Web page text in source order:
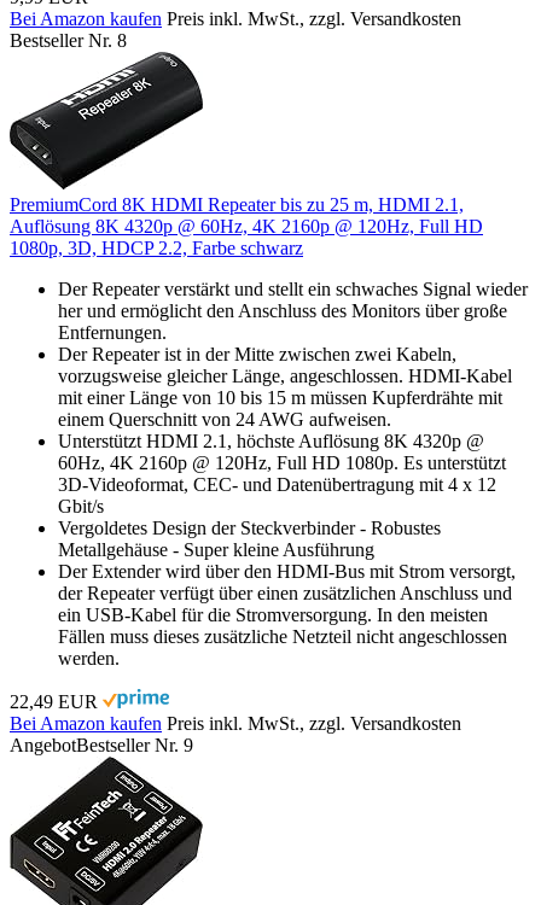
Bei Amazon kaufen Preis inkl. MwSt., zzgl. Versandkosten
Bestseller Nr. 8
PremiumCord 8K HDMI Repeater bis zu 25 m, HDMI 2.1,
Auflösung 8K 4320p @ 60Hz, 4K 2160p @ 120Hz, Full HD
1080p, 3D, HDCP 2.2, Farbe schwarz
Der Repeater verstärkt und stellt ein schwaches Signal wieder
her und ermöglicht den Anschluss des Monitors über große
Entfernungen.
Der Repeater ist in der Mitte zwischen zwei Kabeln,
vorzugsweise gleicher Länge, angeschlossen. HDMI-Kabel
mit einer Länge von 10 bis 15 m müssen Kupferdrähte mit
einem Querschnitt von 24 AWG aufweisen.
Unterstützt HDMI 2.1, höchste Auflösung 8K 4320p @
60Hz, 4K 2160p @ 120Hz, Full HD 1080p. Es unterstützt
3D-Videoformat, CEC- und Datenübertragung mit 4 x 12
Gbit/s
Vergoldetes Design der Steckverbinder - Robustes
Metallgehäuse - Super kleine Ausführung
Der Extender wird über den HDMI-Bus mit Strom versorgt,
der Repeater verfügt über einen zusätzlichen Anschluss und
ein USB-Kabel für die Stromversorgung. In den meisten
Fällen muss dieses zusätzliche Netzteil nicht angeschlossen
werden.
22,49 EUR
Bei Amazon kaufen Preis inkl. MwSt., zzgl. Versandkosten
AngebotBestseller Nr. 9